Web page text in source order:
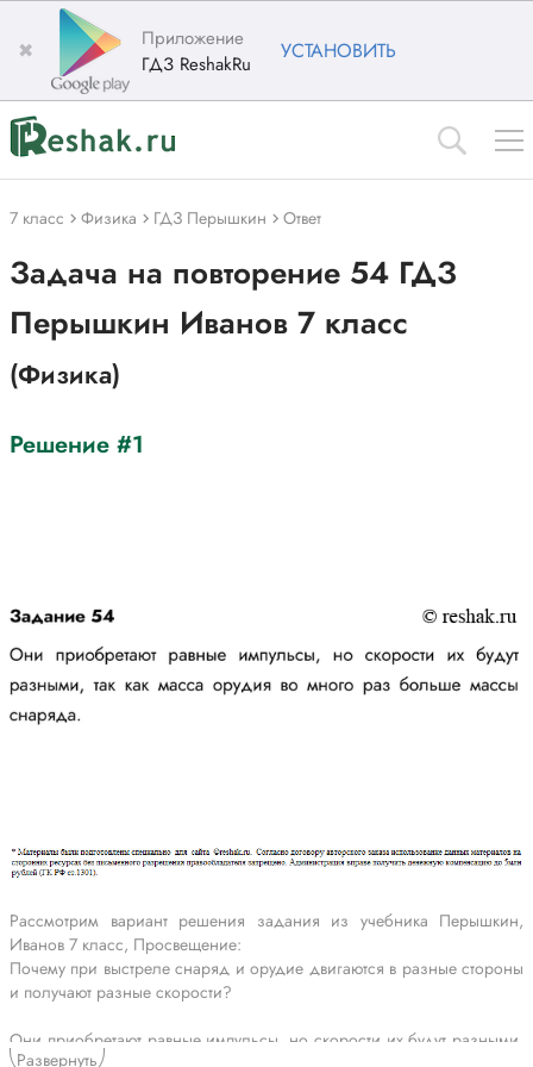
✖
Приложение
ГДЗ ReshakRu
УСТАНОВИТЬ
7 класс Физика ГДЗ Перышкин Ответ
Задача на повторение 54 ГДЗ
Перышкин Иванов 7 класс
(Физика)
Решение #1
Рассмотрим вариант решения задания из учебника Перышкин,
Иванов 7 класс, Просвещение:
Почему при выстреле снаряд и орудие двигаются в разные стороны
и получают разные скорости?
Они приобретают равные импульсы, но скорости их будут разными,
Развернуть